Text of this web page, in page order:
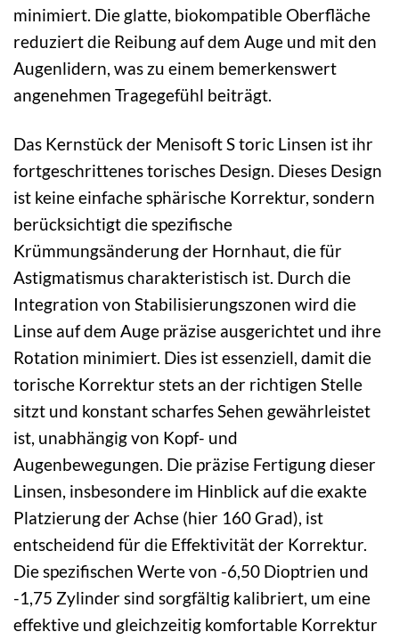
minimiert. Die glatte, biokompatible Oberfläche
reduziert die Reibung auf dem Auge und mit den
Augenlidern, was zu einem bemerkenswert
angenehmen Tragegefühl beiträgt.
Das Kernstück der Menisoft S toric Linsen ist ihr
fortgeschrittenes torisches Design. Dieses Design
ist keine einfache sphärische Korrektur, sondern
berücksichtigt die spezifische
Krümmungsänderung der Hornhaut, die für
Astigmatismus charakteristisch ist. Durch die
Integration von Stabilisierungszonen wird die
Linse auf dem Auge präzise ausgerichtet und ihre
Rotation minimiert. Dies ist essenziell, damit die
torische Korrektur stets an der richtigen Stelle
sitzt und konstant scharfes Sehen gewährleistet
ist, unabhängig von Kopf- und
Augenbewegungen. Die präzise Fertigung dieser
Linsen, insbesondere im Hinblick auf die exakte
Platzierung der Achse (hier 160 Grad), ist
entscheidend für die Effektivität der Korrektur.
Die spezifischen Werte von -6,50 Dioptrien und
-1,75 Zylinder sind sorgfältig kalibriert, um eine
effektive und gleichzeitig komfortable Korrektur